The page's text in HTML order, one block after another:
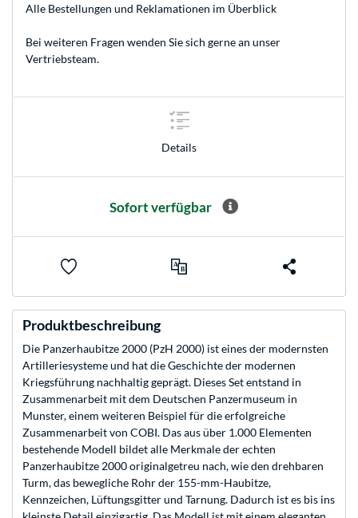
Alle Bestellungen und Reklamationen im Überblick
Bei weiteren Fragen wenden Sie sich gerne an unser
Vertriebsteam.
Details
Sofort verfügbar
Produktbeschreibung
Die Panzerhaubitze 2000 (PzH 2000) ist eines der modernsten
Artilleriesysteme und hat die Geschichte der modernen
Kriegsführung nachhaltig geprägt. Dieses Set entstand in
Zusammenarbeit mit dem Deutschen Panzermuseum in
Munster, einem weiteren Beispiel für die erfolgreiche
Zusammenarbeit von COBI. Das aus über 1.000 Elementen
bestehende Modell bildet alle Merkmale der echten
Panzerhaubitze 2000 originalgetreu nach, wie den drehbaren
Turm, das bewegliche Rohr der 155-mm-Haubitze,
Kennzeichen, Lüftungsgitter und Tarnung. Dadurch ist es bis ins